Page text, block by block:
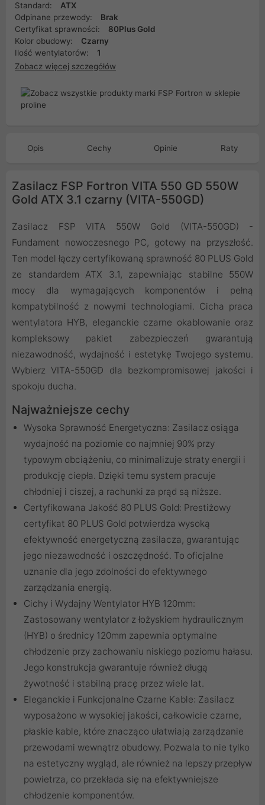
Standard:
ATX
Odpinane przewody:
Brak
Certyfikat sprawności:
80Plus Gold
Kolor obudowy:
Czarny
Ilość wentylatorów:
1
Zobacz więcej szczegółów
Opis Cechy Opinie Raty
Zasilacz FSP Fortron VITA 550 GD 550W
Gold ATX 3.1 czarny (VITA-550GD)
Zasilacz FSP VITA 550W Gold (VITA-550GD) -
Fundament nowoczesnego PC, gotowy na przyszłość.
Ten model łączy certyfikowaną sprawność 80 PLUS Gold
ze standardem ATX 3.1, zapewniając stabilne 550W
mocy dla wymagających komponentów i pełną
kompatybilność z nowymi technologiami. Cicha praca
wentylatora HYB, eleganckie czarne okablowanie oraz
kompleksowy pakiet zabezpieczeń gwarantują
niezawodność, wydajność i estetykę Twojego systemu.
Wybierz VITA-550GD dla bezkompromisowej jakości i
spokoju ducha.
Najważniejsze cechy
Wysoka Sprawność Energetyczna: Zasilacz osiąga
wydajność na poziomie co najmniej 90% przy
typowym obciążeniu, co minimalizuje straty energii i
produkcję ciepła. Dzięki temu system pracuje
chłodniej i ciszej, a rachunki za prąd są niższe.
Certyfikowana Jakość 80 PLUS Gold: Prestiżowy
certyfikat 80 PLUS Gold potwierdza wysoką
efektywność energetyczną zasilacza, gwarantując
jego niezawodność i oszczędność. To oficjalne
uznanie dla jego zdolności do efektywnego
zarządzania energią.
Cichy i Wydajny Wentylator HYB 120mm:
Zastosowany wentylator z łożyskiem hydraulicznym
(HYB) o średnicy 120mm zapewnia optymalne
chłodzenie przy zachowaniu niskiego poziomu hałasu.
Jego konstrukcja gwarantuje również długą
żywotność i stabilną pracę przez wiele lat.
Eleganckie i Funkcjonalne Czarne Kable: Zasilacz
wyposażono w wysokiej jakości, całkowicie czarne,
płaskie kable, które znacząco ułatwiają zarządzanie
przewodami wewnątrz obudowy. Pozwala to nie tylko
na estetyczny wygląd, ale również na lepszy przepływ
powietrza, co przekłada się na efektywniejsze
chłodzenie komponentów.